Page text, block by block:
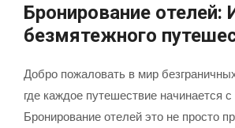
Бронирование отелей:
безмятежного
Добро пожаловать в мир
где каждое путешествие начинается с
Бронирование отелей это не просто